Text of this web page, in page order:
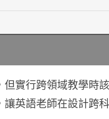
實行跨領域教學時
英語老師在設計跨